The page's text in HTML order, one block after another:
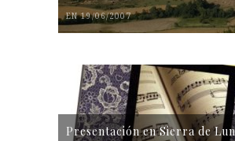
EN 19/06/2007
Presentación en Sierra de